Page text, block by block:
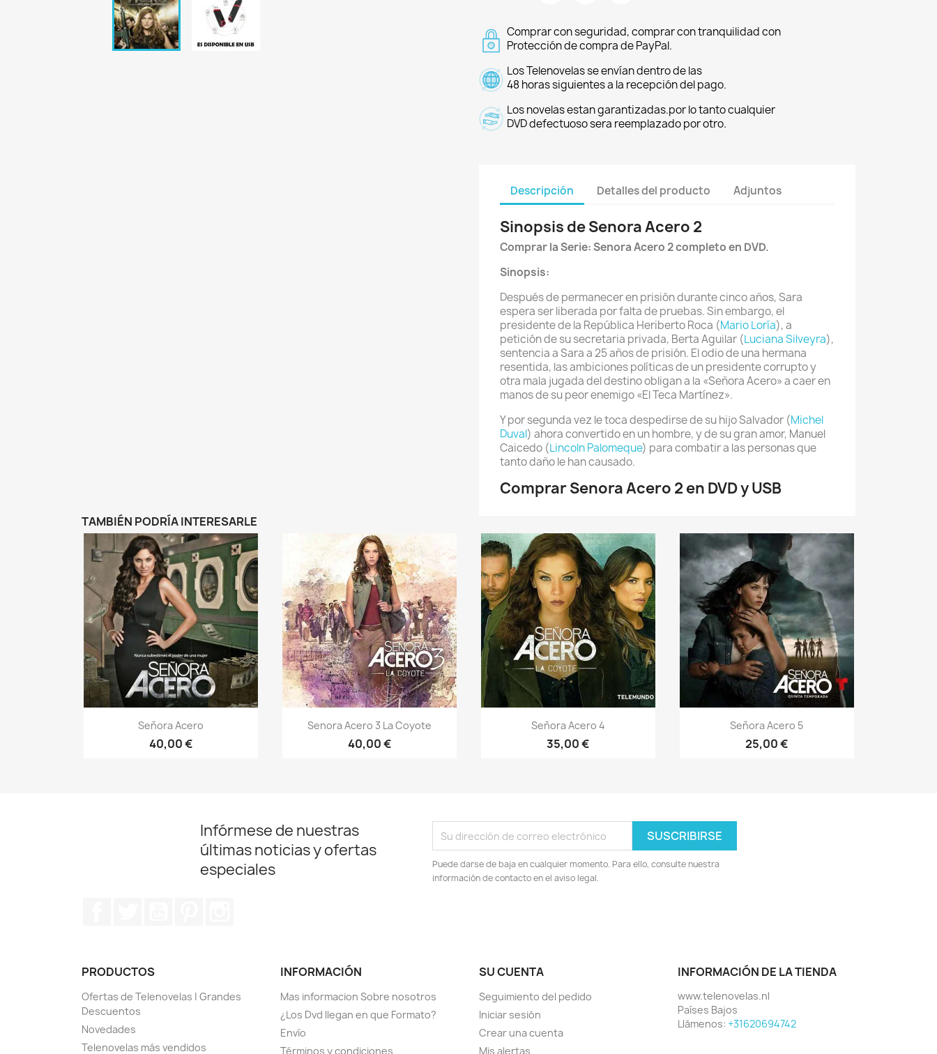
Comprar con seguridad, comprar con tranquilidad con
Protección de compra de PayPal.
Los Telenovelas se envían dentro de las
48 horas siguientes a la recepción del pago.
Los novelas estan garantizadas.por lo tanto cualquier
DVD defectuoso sera reemplazado por otro.
Descripción Detalles del producto Adjuntos
Sinopsis de Senora Acero 2
Comprar la Serie: Senora Acero 2 completo en DVD.
Sinopsis:
Después de permanecer en prisión durante cinco años, Sara
espera ser liberada por falta de pruebas. Sin embargo, el
presidente de la República Heriberto Roca (Mario Loría), a
petición de su secretaria privada, Berta Aguilar (Luciana Silveyra),
sentencia a Sara a 25 años de prisión. El odio de una hermana
resentida, las ambiciones políticas de un presidente corrupto y
otra mala jugada del destino obligan a la «Señora Acero» a caer en
manos de su peor enemigo «El Teca Martínez».
Y por segunda vez le toca despedirse de su hijo Salvador (Michel
Duval) ahora convertido en un hombre, y de su gran amor, Manuel
Caicedo (Lincoln Palomeque) para combatir a las personas que
tanto daño le han causado.
Comprar Senora Acero 2 en DVD y USB
TAMBIÉN PODRÍA INTERESARLE
Vista rápida
Señora Acero
40,00 €
Vista rápida
Senora Acero 3 La Coyote
40,00 €
Vista rápida
Señora Acero 4
35,00 €
Vista rápida
Señora Acero 5
25,00 €
Infórmese de nuestras
últimas noticias y ofertas
especiales
Puede darse de baja en cualquier momento. Para ello, consulte nuestra
información de contacto en el aviso legal.
PRODUCTOS
Ofertas de Telenovelas | Grandes
Descuentos
Novedades
Telenovelas más vendidos
INFORMACIÓN
Mas informacion Sobre nosotros
¿Los Dvd llegan en que Formato?
Envío
Términos y condiciones
SU CUENTA
Seguimiento del pedido
Iniciar sesión
Crear una cuenta
Mis alertas
INFORMACIÓN DE LA TIENDA
www.telenovelas.nl
Países Bajos
Llámenos: +31620694742